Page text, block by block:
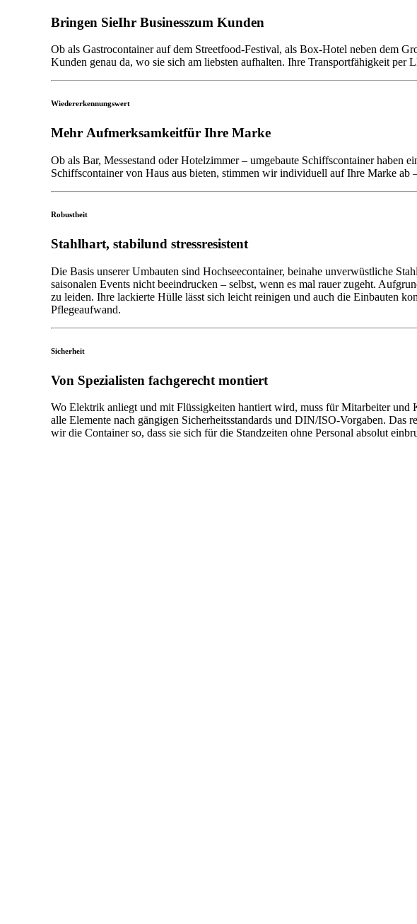
Bringen SieIhr Businesszum Kunden
Ob als Gastrocontainer auf dem Streetfood-Festival, als Box-Hotel neben dem
Kunden genau da, wo sie sich am liebsten aufhalten. Ihre Transportfähigkeit
Wiedererkennungswert
Mehr Aufmerksamkeitfür Ihre Marke
Ob als Bar, Messestand oder Hotelzimmer – umgebaute Schiffscontainer
Schiffscontainer von Haus aus bieten, stimmen wir individuell auf Ihre Marke
Robustheit
Stahlhart, stabilund stressresistent
Die Basis unserer Umbauten sind Hochseecontainer, beinahe unverwüstliche
saisonalen Events nicht beeindrucken – selbst, wenn es mal rauer zugeht.
zu leiden. Ihre lackierte Hülle lässt sich leicht reinigen und auch die Einbauten
Pflegeaufwand.
Sicherheit
Von Spezialisten fachgerecht montiert
Wo Elektrik anliegt und mit Flüssigkeiten hantiert wird, muss für Mitarbeiter
alle Elemente nach gängigen Sicherheitsstandards und DIN/ISO-Vorgaben.
wir die Container so, dass sie sich für die Standzeiten ohne Personal absolut